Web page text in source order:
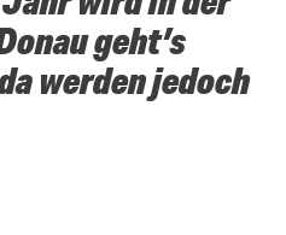
geht’s
werden jedoch